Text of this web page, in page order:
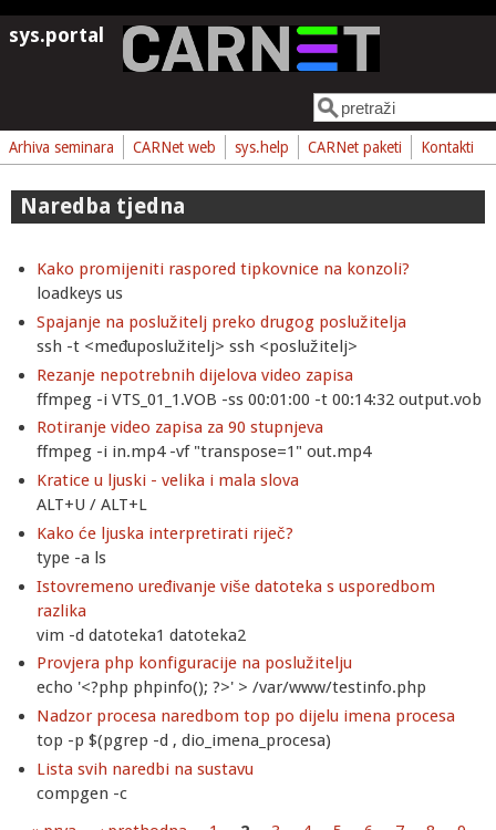
Skoči na glavni sadržaj
sys.portal
Obrazac pretrage
Pretraga
Arhiva seminara CARNet web sys.help CARNet paketi Kontakti
Naredba tjedna
Kako promijeniti raspored tipkovnice na konzoli?
loadkeys us
Spajanje na poslužitelj preko drugog poslužitelja
ssh -t <međuposlužitelj> ssh <poslužitelj>
Rezanje nepotrebnih dijelova video zapisa
ffmpeg -i VTS_01_1.VOB -ss 00:01:00 -t 00:14:32 output.vob
Rotiranje video zapisa za 90 stupnjeva
ffmpeg -i in.mp4 -vf "transpose=1" out.mp4
Kratice u ljuski - velika i mala slova
ALT+U / ALT+L
Kako će ljuska interpretirati riječ?
type -a ls
Istovremeno uređivanje više datoteka s usporedbom
razlika
vim -d datoteka1 datoteka2
Provjera php konfiguracije na poslužitelju
echo '<?php phpinfo(); ?>' > /var/www/testinfo.php
Nadzor procesa naredbom top po dijelu imena procesa
top -p $(pgrep -d , dio_imena_procesa)
Lista svih naredbi na sustavu
compgen -c